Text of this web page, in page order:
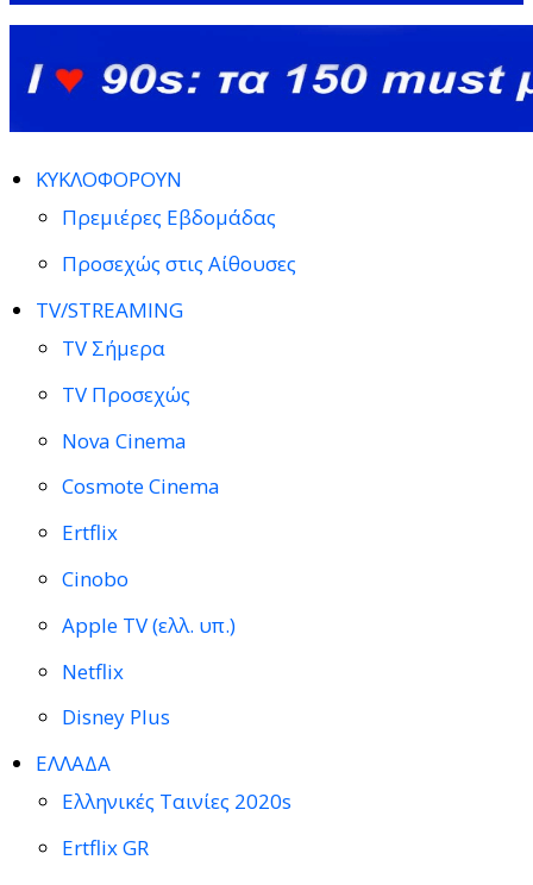
ΚΥΚΛΟΦΟΡΟΥΝ
Πρεμιέρες Εβδομάδας
Προσεχώς στις Αίθουσες
TV/STREAMING
TV Σήμερα
TV Προσεχώς
Nova Cinema
Cosmote Cinema
Ertflix
Cinobo
Apple TV (ελλ. υπ.)
Netflix
Disney Plus
ΕΛΛΑΔΑ
Ελληνικές Ταινίες 2020s
Ertflix GR